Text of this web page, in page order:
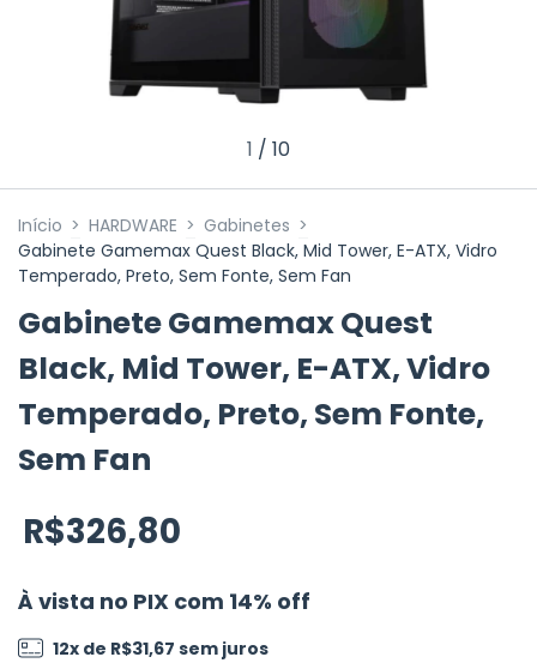
1 / 10
Início > HARDWARE > Gabinetes >
Gabinete Gamemax Quest Black, Mid Tower, E-ATX, Vidro
Temperado, Preto, Sem Fonte, Sem Fan
Gabinete Gamemax Quest
Black, Mid Tower, E-ATX, Vidro
Temperado, Preto, Sem Fonte,
Sem Fan
R$326,80
À vista no PIX com 14% off
12x de R$31,67 sem juros